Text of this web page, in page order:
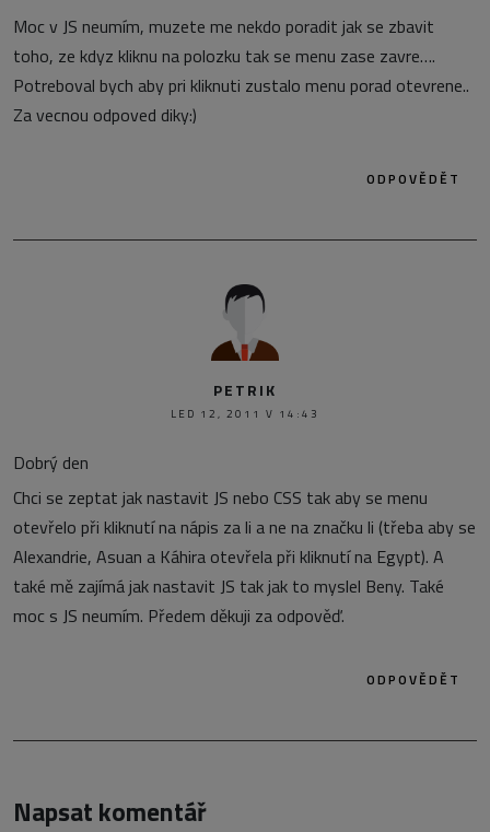
Moc v JS neumím, muzete me nekdo poradit jak se zbavit
toho, ze kdyz kliknu na polozku tak se menu zase zavre….
Potreboval bych aby pri kliknuti zustalo menu porad otevrene..
Za vecnou odpoved diky:)
ODPOVĚDĚT
PETRIK
LED 12, 2011 V 14:43
Dobrý den
Chci se zeptat jak nastavit JS nebo CSS tak aby se menu
otevřelo při kliknutí na nápis za li a ne na značku li (třeba aby se
Alexandrie, Asuan a Káhira otevřela při kliknutí na Egypt). A
také mě zajímá jak nastavit JS tak jak to myslel Beny. Také
moc s JS neumím. Předem děkuji za odpověď.
ODPOVĚDĚT
Napsat komentář